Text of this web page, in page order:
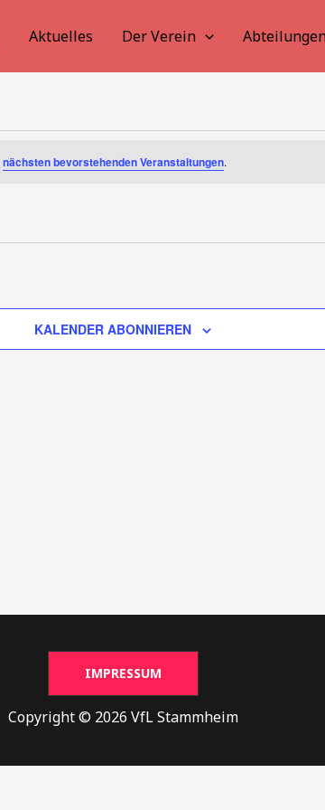
Aktuelles Der Verein
nächsten bevorstehenden Veranstaltungen.
KALENDER ABONNIEREN
IMPRESSUM
Copyright © 2026 VfL Stammheim